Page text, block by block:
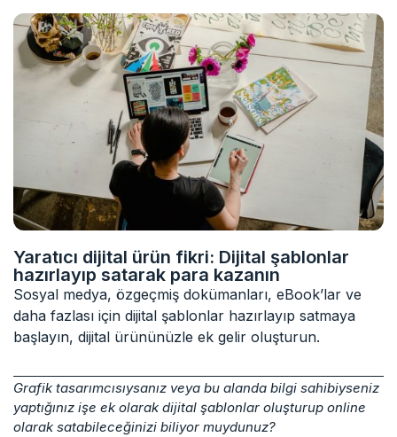
Yaratıcı dijital ürün fikri: Dijital şablonlar
hazırlayıp satarak para kazanın
Sosyal medya, özgeçmiş dokümanları, eBook’lar ve
daha fazlası için dijital şablonlar hazırlayıp satmaya
başlayın, dijital ürününüzle ek gelir oluşturun.
Grafik tasarımcısıysanız veya bu alanda bilgi sahibiyseniz
yaptığınız işe ek olarak dijital şablonlar oluşturup online
olarak satabileceğinizi biliyor muydunuz?